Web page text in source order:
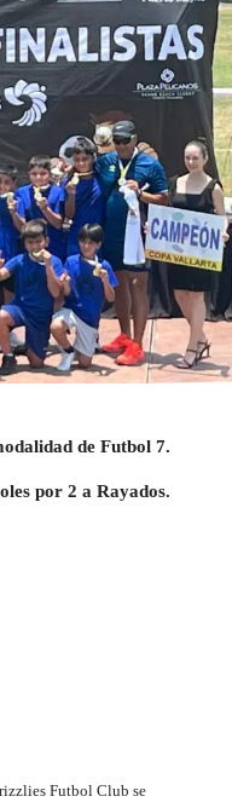
de Futbol 7.
por 2 a Rayados.
Futbol Club se